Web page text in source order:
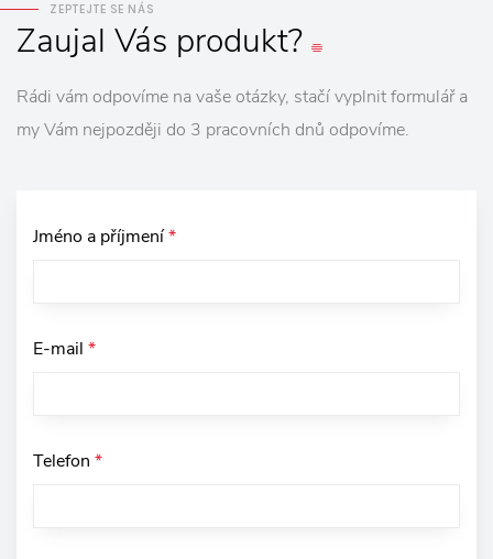
ZEPTEJTE SE NÁS
Zaujal Vás produkt?
Rádi vám odpovíme na vaše otázky, stačí vyplnit formulář a
my Vám nejpozději do 3 pracovních dnů odpovíme.
Jméno a příjmení*
E-mail *
Telefon *